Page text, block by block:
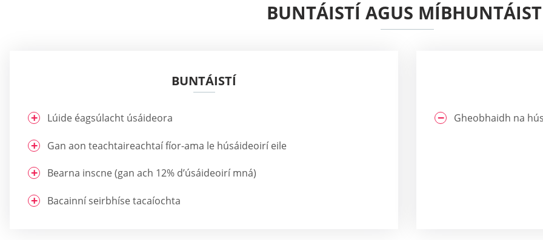
BUNTÁISTÍ AGUS
BUNTÁISTÍ
Lúide éagsúlacht úsáideora
Gan aon teachtaireachtaí fíor-ama le húsáideoirí eile
Bearna inscne (gan ach 12% d’úsáideoirí mná)
Bacainní seirbhíse tacaíochta
Gheobhaidh na